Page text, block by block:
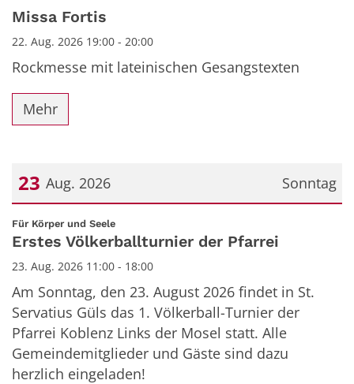
Missa Fortis
22. Aug. 2026 19:00 - 20:00
Rockmesse mit lateinischen Gesangstexten
Mehr
Sonntag
23 Aug. 2026
Datum: 23. August 2026
Für Körper und Seele:
Erstes Völkerballturnier der Pfarrei
23. Aug. 2026 11:00 - 18:00
Am Sonntag, den 23. August 2026 findet in St.
Servatius Güls das 1. Völkerball-Turnier der
Pfarrei Koblenz Links der Mosel statt. Alle
Gemeindemitglieder und Gäste sind dazu
herzlich eingeladen!